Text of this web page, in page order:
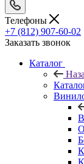
Телефоны
+7 (812) 907-60-02
Заказать звонок
Каталог